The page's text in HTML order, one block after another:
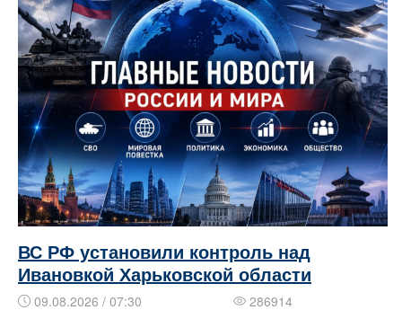
ВС РФ установили контроль над
Ивановкой Харьковской области
09.08.2026 / 07:30 286914